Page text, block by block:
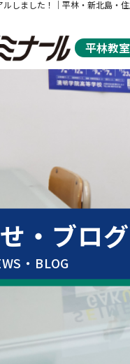
しました！｜平林・新北島・
平林教室
・ブログ
・BLOG